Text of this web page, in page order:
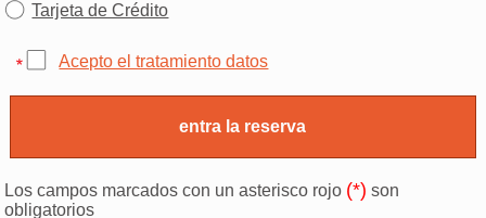
Tarjeta de Crédito
Acepto el tratamiento datos
Los campos marcados con un asterisco rojo (*) son
obligatorios